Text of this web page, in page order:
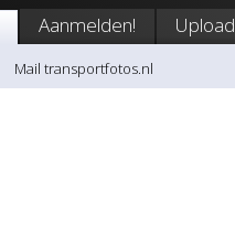
Aanmelden! Upload
Mail transportfotos.nl